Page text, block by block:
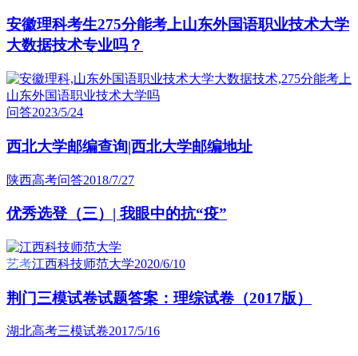
安徽理科考生275分能考上山东外国语职业技术大学
大数据技术专业吗？
问答2023/5/24
西北大学邮编查询|西北大学邮编地址
陕西高考问答2018/7/27
优秀选登（三）| 我眼中的抗“疫”
艺考江西科技师范大学2020/6/10
荆门三模试卷试题答案：理综试卷（2017版）
湖北高考三模试卷2017/5/16